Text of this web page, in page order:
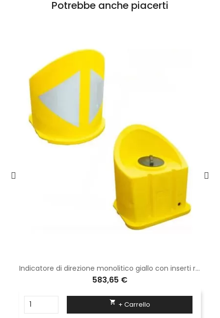
Potrebbe anche piacerti
Indicatore di direzione monolitico giallo con inserti rifrangenti da 100 cm
583,65 €
 + Carrello